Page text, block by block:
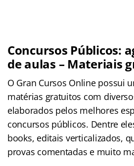
Concursos Públicos:
de aulas – Materiais
O Gran Cursos Online possui
matérias gratuitos com
elaborados pelos melhores
concursos públicos. Dentre
books, editais verticalizados,
provas comentadas e muito